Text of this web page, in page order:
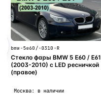
bmw-5e60/-0310-R
Стекло фары BMW 5 E60 / E61
(2003-2010) с LED ресничкой
(правое)
Москва: в наличии